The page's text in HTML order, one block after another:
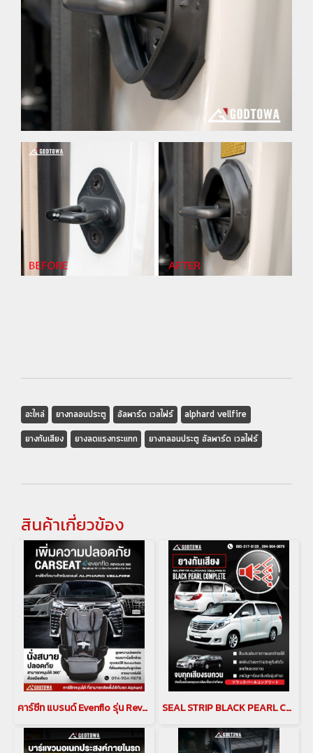
อะไหล่ ยางกลอนประตู อัลพาร์ด เวลไฟร์
alphard vellfire
ยางกันเสียง
ยางลดแรงกระแทก ยางกลอนประตู อัลพาร์ด เวลไฟร์
สินค้าเกี่ยวข้อง
คาร์ซีท แบรนด์ Evenflo รุ่น Revolve360 Extend Rotational All-in-One Convertible Car Seat สำหรับ Alphard Vellfire SEAL STRIP BLACK PEARL COMPLETE ยางกันเสียงขอบประตูสำหรับรถยนต์ ALPHARD / VELLFIRE 20 ยางกันเสียงขอบประตู สำหรับ ALPHARD / VELLFIRE 20 RUB-00110